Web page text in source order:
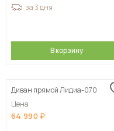
за 3 дня
В корзину
Диван прямой Лидиа-070
Цена
64 990